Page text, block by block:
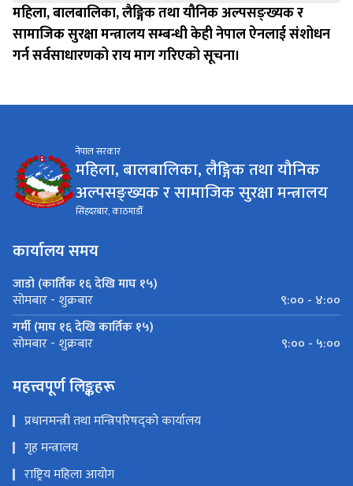
महिला, बालबालिका, लैङ्गिक तथा यौनिक अल्पसङ्ख्यक र
सामाजिक सुरक्षा मन्त्रालय सम्बन्धी केही नेपाल ऐनलाई संशोधन
गर्न सर्वसाधारणको राय माग गरिएको सूचना।
नेपाल सरकार
महिला, बालबालिका, लैङ्गिक तथा यौनिक
अल्पसङ्ख्यक र सामाजिक सुरक्षा मन्त्रालय
सिंहदरबार, काठमाडौँ
कार्यालय समय
जाडो (कार्तिक १६ देखि माघ १५)
सोमबार - शुक्रबार
९:०० - ४:००
गर्मी (माघ १६ देखि कार्तिक १५)
सोमबार - शुक्रबार ९:०० - ५:००
महत्त्वपूर्ण लिङ्कहरू
प्रधानमन्त्री तथा मन्त्रिपरिषद्को कार्यालय
गृह मन्त्रालय
राष्ट्रिय महिला आयोग